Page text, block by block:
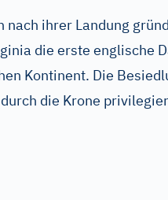
nach ihrer Landung
die erste englische
Kontinent. Die
die Krone